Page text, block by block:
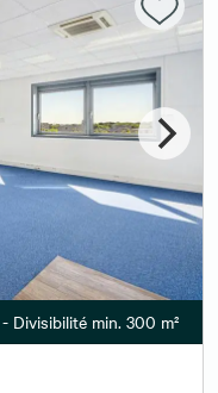
- Divisibilité min. 300 m²